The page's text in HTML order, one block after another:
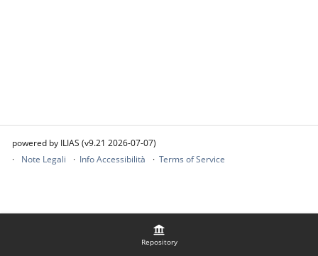
Repository
powered by ILIAS (v9.21 2026-07-07)
Note Legali
Info Accessibilità Terms of Service